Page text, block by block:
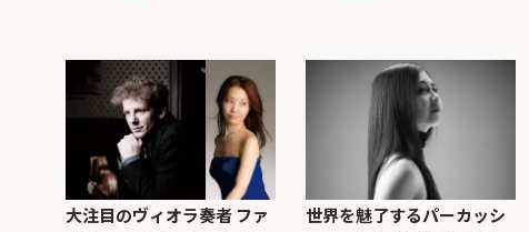
大注目のヴィオラ奏者 ファ
世界を魅了するパーカッシ